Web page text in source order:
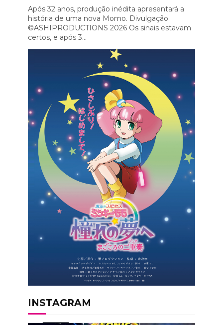
Após 32 anos, produção inédita apresentará a
história de uma nova Momo. Divulgação
©ASHIPRODUCTIONS 2026 Os sinais estavam
certos, e após 3...
INSTAGRAM